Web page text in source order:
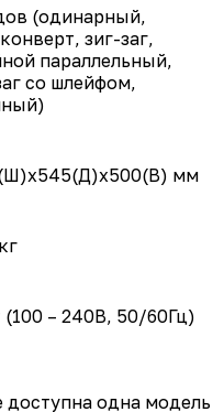
(одинарный,
зиг-заг,
параллельный,
со шлейфом,
мм
(100 – 240В, 50/60Гц)
одна модель